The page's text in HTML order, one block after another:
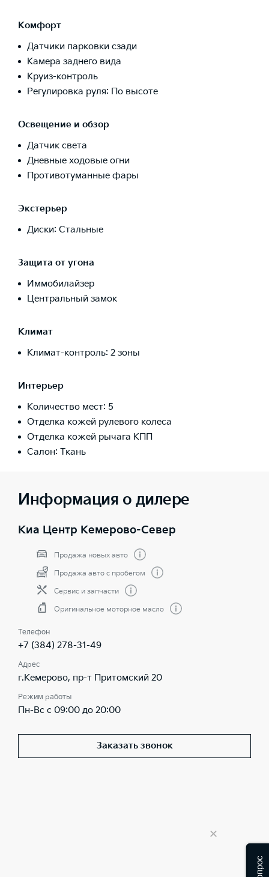
Комфорт
Датчики парковки сзади
Камера заднего вида
Круиз-контроль
Регулировка руля: По высоте
Освещение и обзор
Датчик света
Дневные ходовые огни
Противотуманные фары
Экстерьер
Диски: Стальные
Защита от угона
Иммобилайзер
Центральный замок
Климат
Климат-контроль: 2 зоны
Интерьер
Количество мест: 5
Отделка кожей рулевого колеса
Отделка кожей рычага КПП
Салон: Ткань
Информация о дилере
Киа Центр Кемерово-Север
Продажа новых авто
Продажа авто с пробегом
Сервис и запчасти
Оригинальное моторное масло
Телефон
+7 (384) 278-31-49
Адрес
г.Кемерово, пр-т Притомский 20
Режим работы
Пн-Вс с 09:00 до 20:00
Заказать звонок
×